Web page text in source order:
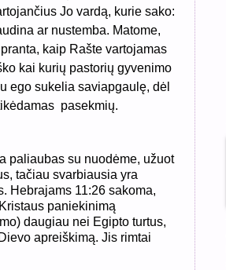
Jo vardą, kurie sako:
ar nustemba. Matome,
kaip Rašte vartojamas
kai kurių pastorių gyvenimo
ego sukelia saviapgaulę, dėl
pasekmių.
paliaubas su nuodėme, užuot
tačiau svarbiausia yra
Hebrajams 11:26 sakoma,
paniekinimą
daugiau nei Egipto turtus,
apreiškimą. Jis rimtai